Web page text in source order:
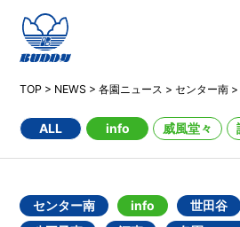
TOP > NEWS >各園ニュース >センター南 >
ALL info 威風堂々
センター南 info 世田谷